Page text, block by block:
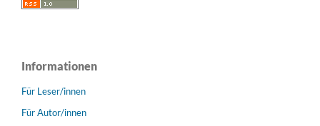
Informationen
Für Leser/innen
Für Autor/innen